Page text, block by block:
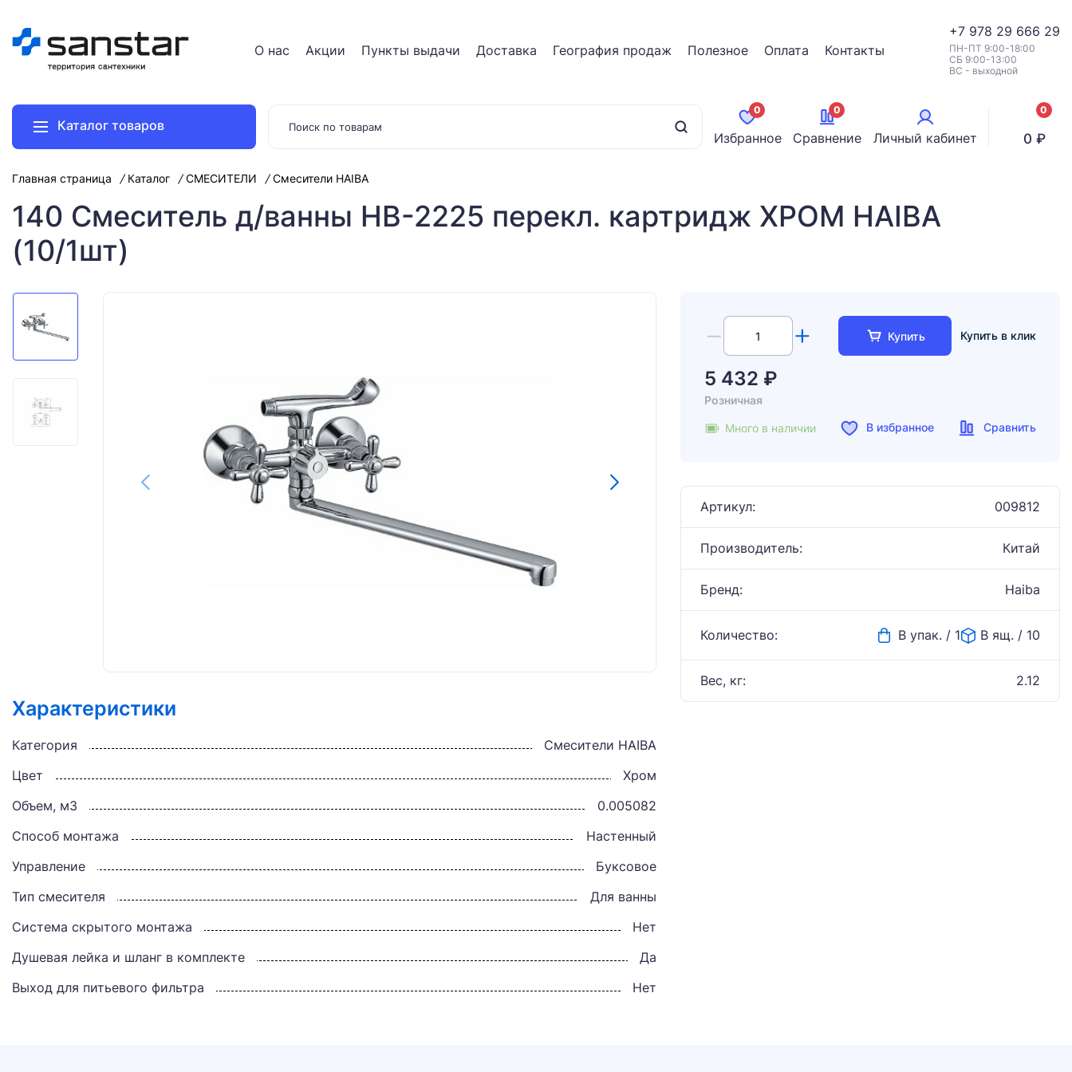
О нас Акции Пункты выдачи Доставка География продаж Полезное Оплата Контакты
+7 978 29 666 29
ПН-ПТ 9:00-18:00
СБ 9:00-13:00
ВС - выходной
Каталог товаров
0
Избранное
0
Сравнение Личный кабинет
0
0 ₽
Главная страница Каталог СМЕСИТЕЛИ Смесители HAIBA
140 Смеситель д/ванны HB-2225 перекл. картридж ХРОМ HAIBA
(10/1шт)
Характеристики
Категория
Смесители HAIBA
Цвет
Хром
Объем, м3
0.005082
Способ монтажа
Настенный
Управление
Буксовое
Тип смесителя
Для ванны
Система скрытого монтажа
Нет
Душевая лейка и шланг в комплекте
Да
Выход для питьевого фильтра
Нет
Купить Купить в клик
5 432 ₽
Розничная
Много в наличии В избранное Сравнить
Артикул: 009812
Производитель: Китай
Бренд: Haiba
Количество: В упак. / 1 В ящ. / 10
Вес, кг: 2.12